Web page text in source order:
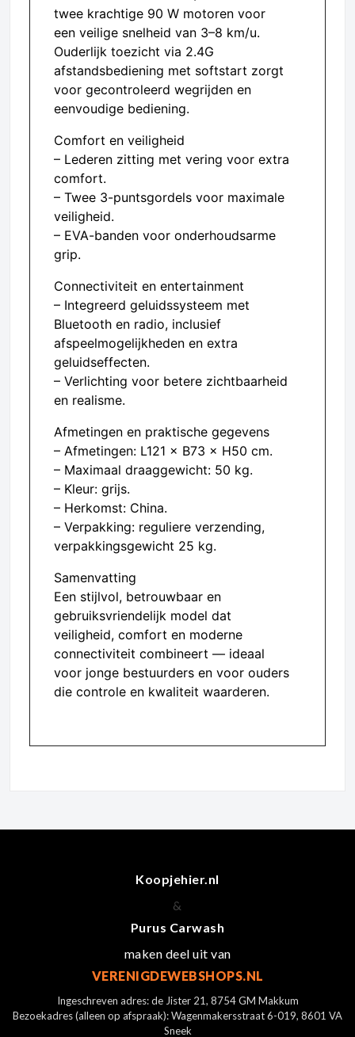
twee krachtige 90 W motoren voor
een veilige snelheid van 3–8 km/u.
Ouderlijk toezicht via 2.4G
afstandsbediening met softstart zorgt
voor gecontroleerd wegrijden en
eenvoudige bediening.
Comfort en veiligheid
– Lederen zitting met vering voor extra
comfort.
– Twee 3-puntsgordels voor maximale
veiligheid.
– EVA-banden voor onderhoudsarme
grip.
Connectiviteit en entertainment
– Integreerd geluidssysteem met
Bluetooth en radio, inclusief
afspeelmogelijkheden en extra
geluidseffecten.
– Verlichting voor betere zichtbaarheid
en realisme.
Afmetingen en praktische gegevens
– Afmetingen: L121 × B73 × H50 cm.
– Maximaal draaggewicht: 50 kg.
– Kleur: grijs.
– Herkomst: China.
– Verpakking: reguliere verzending,
verpakkingsgewicht 25 kg.
Samenvatting
Een stijlvol, betrouwbaar en
gebruiksvriendelijk model dat
veiligheid, comfort en moderne
connectiviteit combineert — ideaal
voor jonge bestuurders en voor ouders
die controle en kwaliteit waarderen.
Koopjehier.nl
&
Purus Carwash
maken deel uit van
VERENIGDEWEBSHOPS.NL
Ingeschreven adres: de Jister 21, 8754 GM Makkum
Bezoekadres (alleen op afspraak): Wagenmakersstraat 6-019, 8601 VA
Sneek